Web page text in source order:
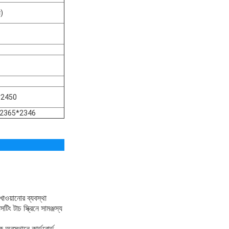
ব্যবস্থা
টাচ স্ক্রিনে সামঞ্জস্য